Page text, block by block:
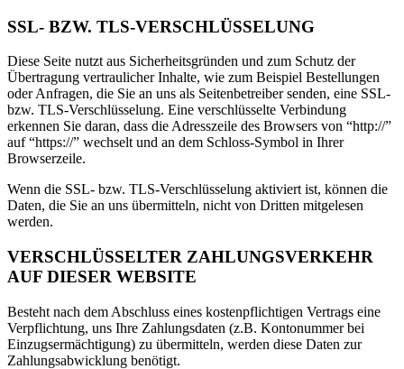
SSL- BZW. TLS-VERSCHLÜSSELUNG
Diese Seite nutzt aus Sicherheitsgründen und zum Schutz der
Übertragung vertraulicher Inhalte, wie zum Beispiel Bestellungen
oder Anfragen, die Sie an uns als Seitenbetreiber senden, eine SSL-
bzw. TLS-Verschlüsselung. Eine verschlüsselte Verbindung
erkennen Sie daran, dass die Adresszeile des Browsers von “http://”
auf “https://” wechselt und an dem Schloss-Symbol in Ihrer
Browserzeile.
Wenn die SSL- bzw. TLS-Verschlüsselung aktiviert ist, können die
Daten, die Sie an uns übermitteln, nicht von Dritten mitgelesen
werden.
VERSCHLÜSSELTER ZAHLUNGSVERKEHR
AUF DIESER WEBSITE
Besteht nach dem Abschluss eines kostenpflichtigen Vertrags eine
Verpflichtung, uns Ihre Zahlungsdaten (z.B. Kontonummer bei
Einzugsermächtigung) zu übermitteln, werden diese Daten zur
Zahlungsabwicklung benötigt.